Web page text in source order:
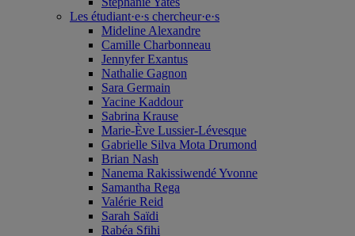
Les étudiant·e·s chercheur·e·s
Mideline Alexandre
Camille Charbonneau
Jennyfer Exantus
Nathalie Gagnon
Sara Germain
Yacine Kaddour
Sabrina Krause
Marie-Ève Lussier-Lévesque
Gabrielle Silva Mota Drumond
Brian Nash
Nanema Rakissiwendé Yvonne
Samantha Rega
Valérie Reid
Sarah Saïdi
Rabéa Sfihi